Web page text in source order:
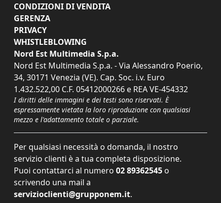
CONDIZIONI DI VENDITA
GERENZA
PRIVACY
WHISTLEBLOWING
Nord Est Multimedia S.p.a.
Nord Est Multimedia S.p.a. - Via Alessandro Poerio,
34, 30171 Venezia (VE). Cap. Soc. i.v. Euro
1.432.522,00 C.F. 05412000266 e REA VE-454332
I diritti delle immagini e dei testi sono riservati. È
espressamente vietata la loro riproduzione con qualsiasi
mezzo e l'adattamento totale o parziale.
Per qualsiasi necessità o domanda, il nostro
servizio clienti è a tua completa disposizione.
Puoi contattarci al numero 02 89362545 o
scrivendo una mail a
servizioclienti@grupponem.it.